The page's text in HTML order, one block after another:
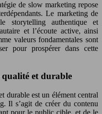
de slow marketing repose
Le marketing de
storytelling authentique et
et l’écoute active, ainsi
valeurs fondamentales sont
pour prospérer dans cette
et durable
durable est un élément central
Il s’agit de créer du contenu
pour le public cible, et de le